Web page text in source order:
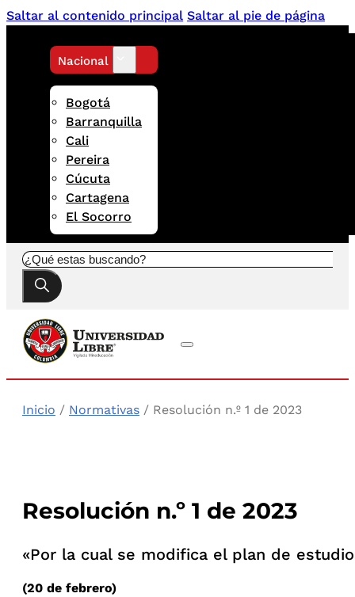
Saltar al contenido principal Saltar al pie de página
Nacional
Bogotá
Barranquilla
Cali
Pereira
Cúcuta
Cartagena
El Socorro
Buscar
Inicio / Normativas / Resolución n.º 1 de 2023
Resolución n.º 1 de 2023
«Por la cual se modifica el plan de
(20 de febrero)